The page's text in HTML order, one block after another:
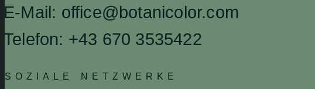
E-Mail: office@botanicolor.com
Telefon: +43 670 3535422
SOZIALE NETZWERKE